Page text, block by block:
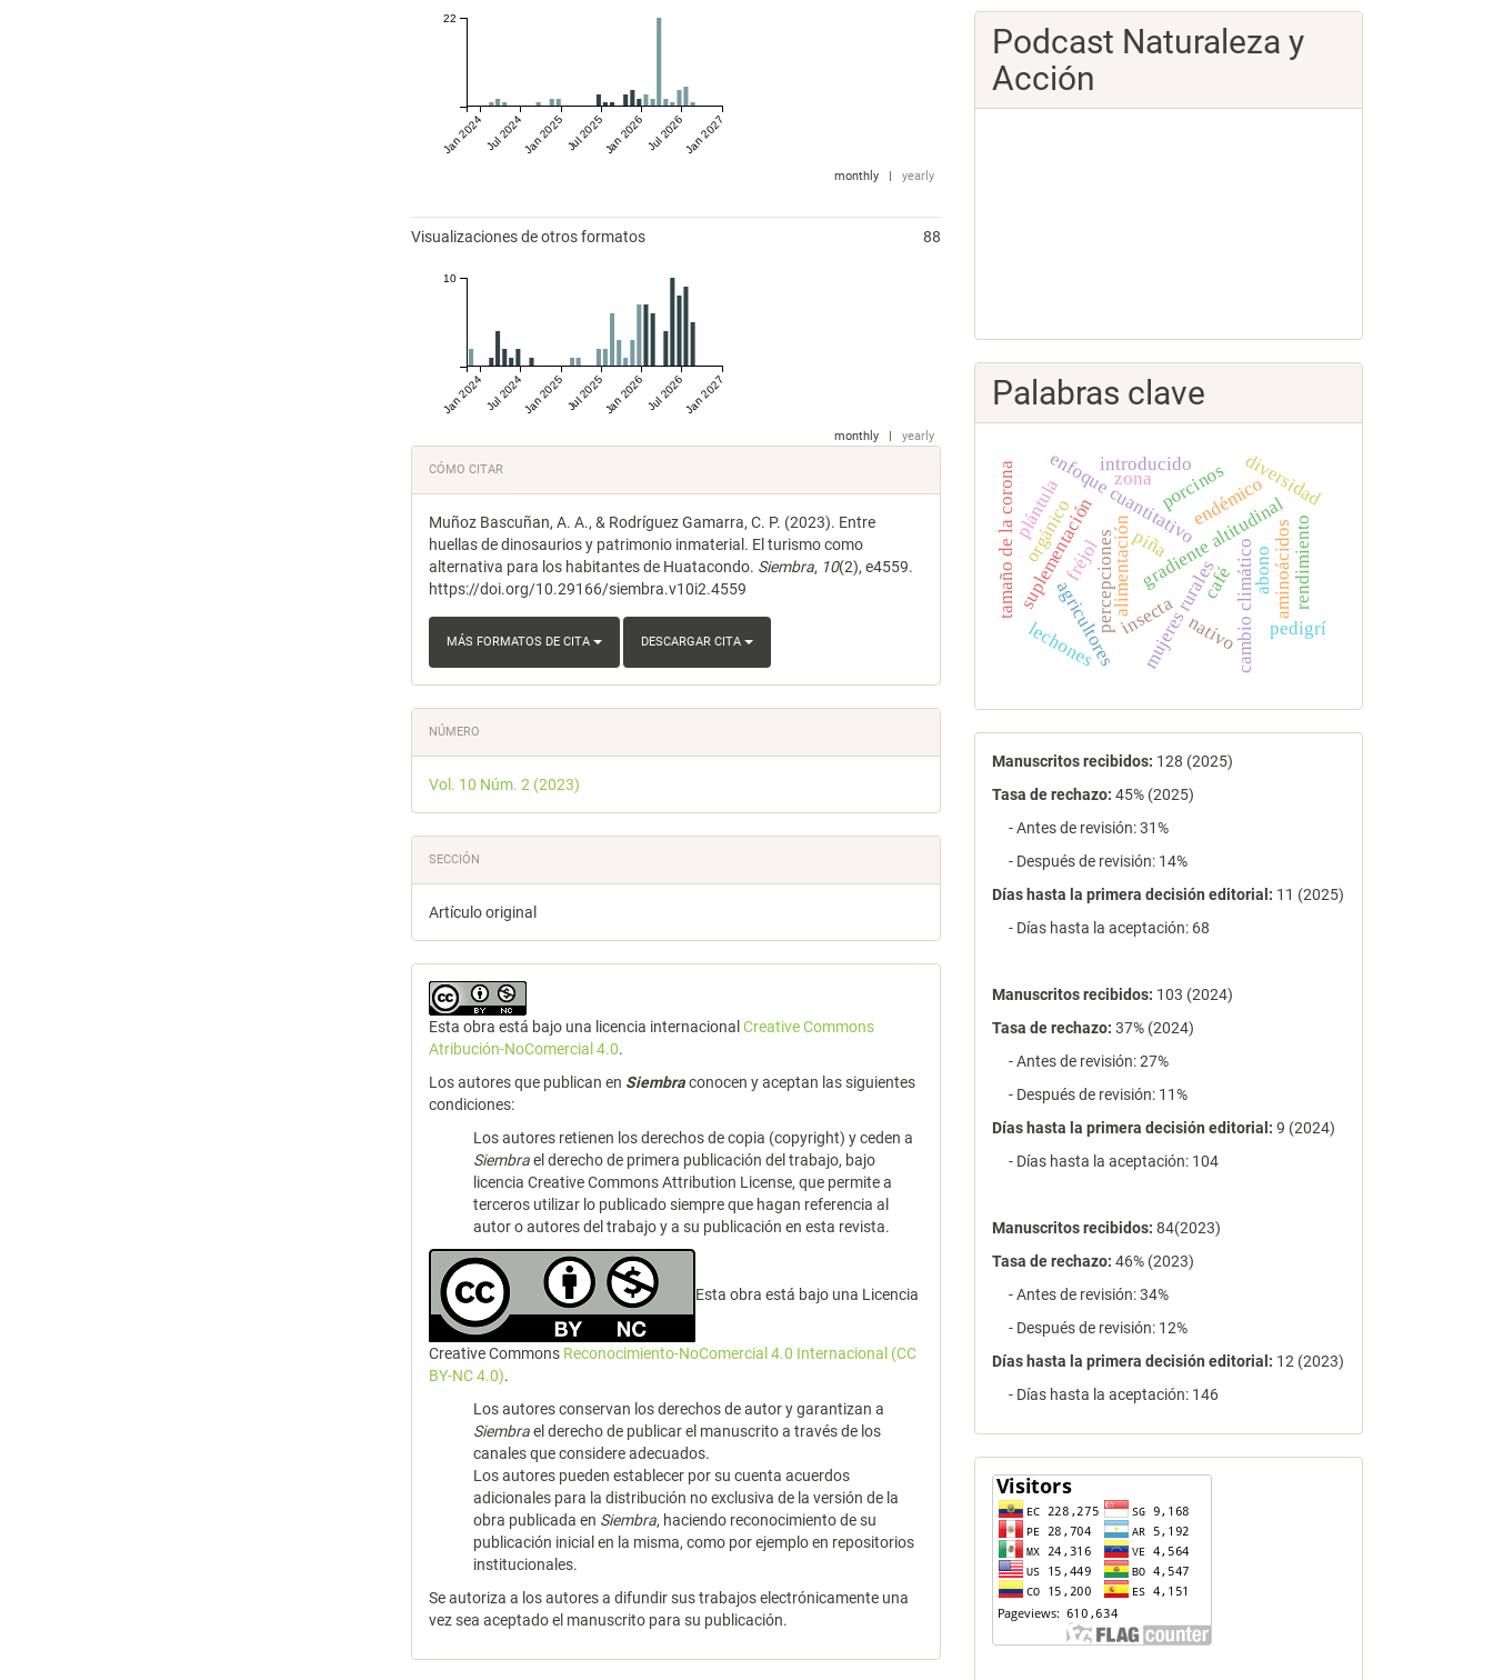
Jan 2024Jul 2024Jan 2025Jul 2025Jan 2026Jul 2026Jan 2027
22
monthly | yearly
Visualizaciones de otros formatos 88
Jan 2024Jul 2024Jan 2025Jul 2025Jan 2026Jul 2026Jan 2027
10
monthly | yearly
Detalles
del
artículo
CÓMO CITAR
Muñoz Bascuñan, A. A., & Rodríguez Gamarra, C. P. (2023). Entre
huellas de dinosaurios y patrimonio inmaterial. El turismo como
alternativa para los habitantes de Huatacondo. Siembra, 10(2), e4559.
https://doi.org/10.29166/siembra.v10i2.4559
MÁS FORMATOS DE CITA DESCARGAR CITA
NÚMERO
Vol. 10 Núm. 2 (2023)
SECCIÓN
Artículo original
Esta obra está bajo una licencia internacionalCreative Commons
Atribución-NoComercial 4.0.
Los autores que publican en Siembraconocen y aceptan las siguientes
condiciones:
Los autores retienen los derechos de copia (copyright) y ceden a
Siembrael derecho de primera publicación del trabajo, bajo
licencia Creative Commons Attribution License, que permite a
terceros utilizar lo publicado siempre que hagan referencia al
autor o autores del trabajo y a su publicación en esta revista.
Esta obra está bajo una Licencia
Creative Commons Reconocimiento-NoComercial 4.0 Internacional (CC
BY-NC 4.0).
Los autores conservan los derechos de autor y garantizan a
Siembrael derecho de publicar el manuscrito a través de los
canales que considere adecuados.
Los autores pueden establecer por su cuenta acuerdos
adicionales para la distribución no exclusiva de la versión de la
obra publicada en Siembra, haciendo reconocimiento de su
publicación inicial en la misma, como por ejemplo en repositorios
institucionales.
Se autoriza a los autores a difundir sus trabajos electrónicamente una
vez sea aceptado el manuscrito para su publicación.
Podcast Naturaleza y
Acción
Palabras clave
mujeres rurales
percepciones cambio climático
gradiente altitudinal
enfoque cuantitativo
agricultores
alimentación
suplementación
porcinos
lechones
aminoácidos
diversidad
insecta
endémico
nativo
introducido
tamaño de la corona piña
pedigrí
café abono
orgánico
plántula
fréjol rendimiento
zona
estadísticas
Manuscritos recibidos: 128 (2025)
Tasa de rechazo: 45% (2025)
- Antes de revisión: 31%
- Después de revisión: 14%
Días hasta la primera decisión editorial: 11 (2025)
- Días hasta la aceptación: 68
Manuscritos recibidos: 103 (2024)
Tasa de rechazo: 37% (2024)
- Antes de revisión: 27%
- Después de revisión: 11%
Días hasta la primera decisión editorial: 9 (2024)
- Días hasta la aceptación: 104
Manuscritos recibidos: 84(2023)
Tasa de rechazo: 46% (2023)
- Antes de revisión: 34%
- Después de revisión: 12%
Días hasta la primera decisión editorial: 12 (2023)
- Días hasta la aceptación: 146
contador